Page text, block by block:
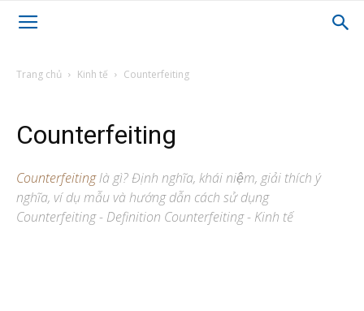
Trang chủ Kinh tế Counterfeiting
Counterfeiting
Counterfeitinglà gì? Định nghĩa, khái niệm, giải thích ý
nghĩa, ví dụ mẫu và hướng dẫn cách sử dụng
Counterfeiting - Definition Counterfeiting - Kinh tế